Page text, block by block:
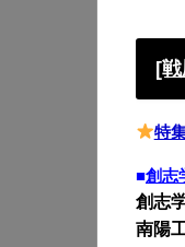
[
特
■創志
創志
南陽